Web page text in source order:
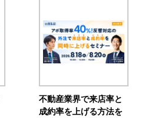
不動産業界で来店率と
成約率を上げる方法を